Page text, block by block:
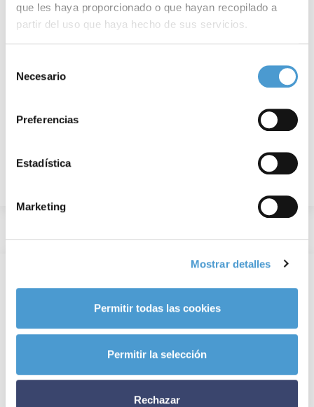
que les haya proporcionado o que hayan recopilado a
partir del uso que haya hecho de sus servicios.
de cookies
Necesario
Preferencias
Estadística
Marketing
Mostrar detalles
Permitir todas las cookies
Permitir la selección
Rechazar
SUSPENDIDA POR LA PANDEMIA | Madrid...
DE INTERÉS